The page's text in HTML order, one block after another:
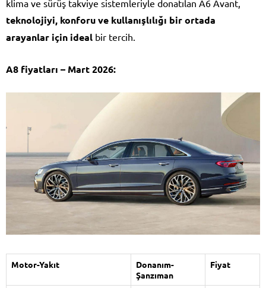
klima ve sürüş takviye sistemleriyle donatılan A6 Avant,
teknolojiyi, konforu ve kullanışlılığı bir ortada
arayanlar için ideal bir tercih.
A8 fiyatları – Mart 2026:
Motor-Yakıt
Donanım-
Şanzıman
Fiyat